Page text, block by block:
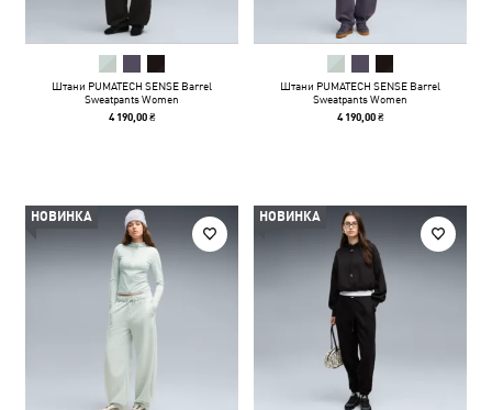
Штани PUMATECH SENSE Barrel
Sweatpants Women
4 190,00 ₴
Штани PUMATECH SENSE Barrel
Sweatpants Women
4 190,00 ₴
НОВИНКА НОВИНКА